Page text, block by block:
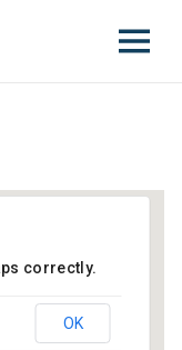
correctly.
OK